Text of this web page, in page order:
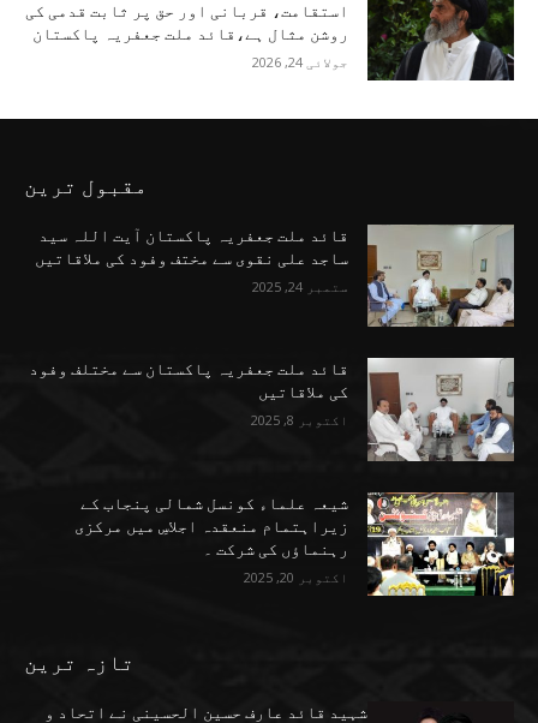
استقامت، قربانی اور حق پر ثابت قدمی کی
روشن مثال ہے،قائد ملت جعفریہ پاکستان
جولائی 24, 2026
مقبول ترین
قائد ملت جعفریہ پاکستان آیت اللہ سید
ساجد علی نقوی سے مختف وفود کی ملاقاتیں
ستمبر 24, 2025
قائد ملت جعفریہ پاکستان سے مختلف وفود
کی ملاقاتیں
اکتوبر 8, 2025
شیعہ علماء کونسل شمالی پنجاب کے
زیراہتمام منعقدہ اجلاسِ میں مرکزی
رہنماؤں کی شرکت ۔
اکتوبر 20, 2025
تازہ ترین
شہید قائد عارف حسین الحسینی نے اتحاد و